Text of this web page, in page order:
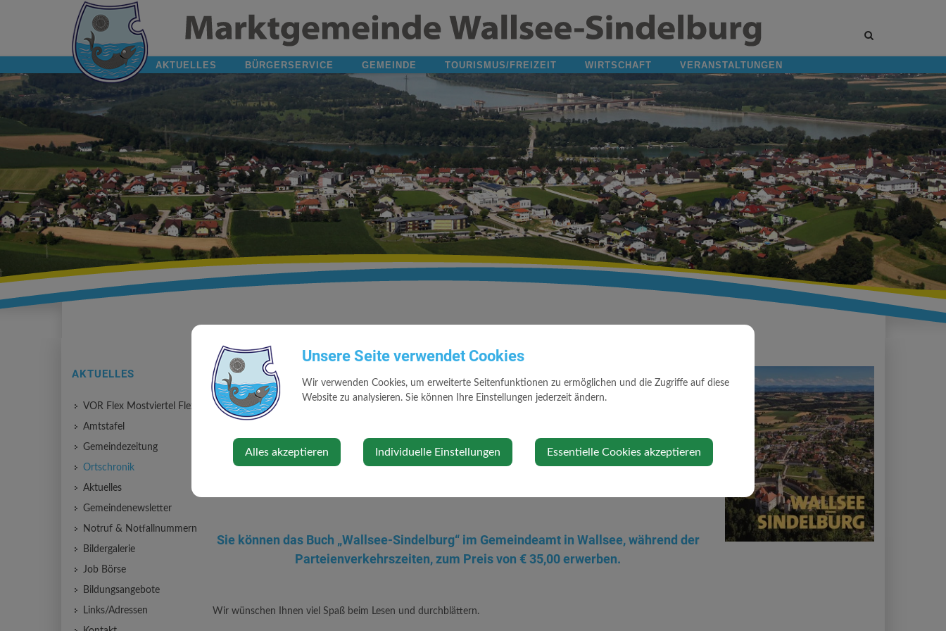
Site
AKTUELLES BÜRGERSERVICE GEMEINDE TOURISMUS/FREIZEIT WIRTSCHAFT VERANSTALTUNGEN
Ortschronik der Marktgemeinde Wallsee-Sindelburg
Die Marktgemeinde Wallsee-Sindelburg präsentierte im März 2017 ihre Ortschronik.
Insgesamt sind die Ein- und Rückblick mit 327 Seiten für jeden Wallsee-Sindelburger ein interessanter und
wertvoller Lesestoff.
Sie können das Buch „Wallsee-Sindelburg“ im Gemeindeamt in Wallsee, während der
Parteienverkehrszeiten, zum Preis von € 35,00 erwerben.
Wir wünschen Ihnen viel Spaß beim Lesen und durchblättern.
AKTUELLES
VOR Flex Mostviertel Flex
Amtstafel
Gemeindezeitung
Ortschronik
Aktuelles
Gemeindenewsletter
Notruf & Notfallnummern
Bildergalerie
Job Börse
Bildungsangebote
Links/Adressen
Unsere Seite verwendet Cookies
Wir verwenden Cookies, um erweiterte Seitenfunktionen zu ermöglichen und die Zugriffe auf diese
Website zu analysieren. Sie können Ihre Einstellungen jederzeit ändern.
Alles akzeptieren Individuelle Einstellungen Essentielle Cookies akzeptieren